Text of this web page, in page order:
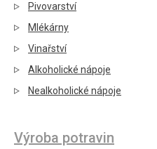
Pivovarství
Mlékárny
Vinařství
Alkoholické nápoje
Nealkoholické nápoje
Výroba potravin